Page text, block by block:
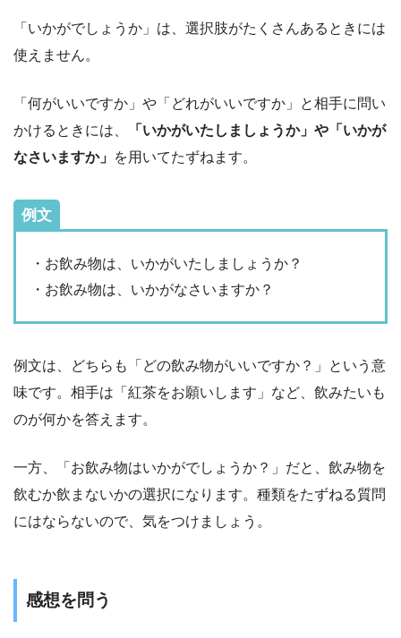
「いかがでしょうか」は、選択肢がたくさんあるときには
使えません。
「何がいいですか」や「どれがいいですか」と相手に問い
かけるときには、
「いかがいたしましょうか」や「いかが
なさいますか」 を用いてたずねます。
例文
・お飲み物は、いかがいたしましょうか？
・お飲み物は、いかがなさいますか？
例文は、どちらも「どの飲み物がいいですか？」という意
味です。相手は「紅茶をお願いします」など、飲みたいも
のが何かを答えます。
一方、「お飲み物はいかがでしょうか？」だと、飲み物を
飲むか飲まないかの選択になります。種類をたずねる質問
にはならないので、気をつけましょう。
感想を問う